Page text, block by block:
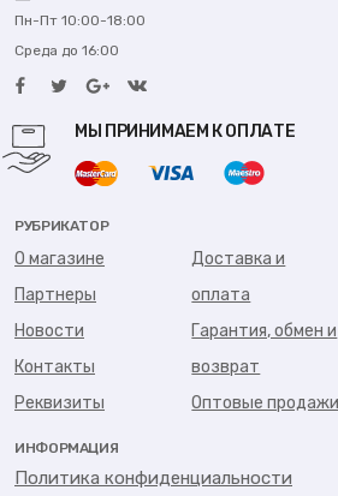
Пн-Пт 10:00-18:00
Среда до 16:00
МЫ ПРИНИМАЕМ К ОПЛАТЕ
РУБРИКАТОР
О магазине
Партнеры
Новости
Контакты
Реквизиты
Доставка и
оплата
Гарантия, обмен и
возврат
Оптовые продажи
ИНФОРМАЦИЯ
Политика конфиденциальности